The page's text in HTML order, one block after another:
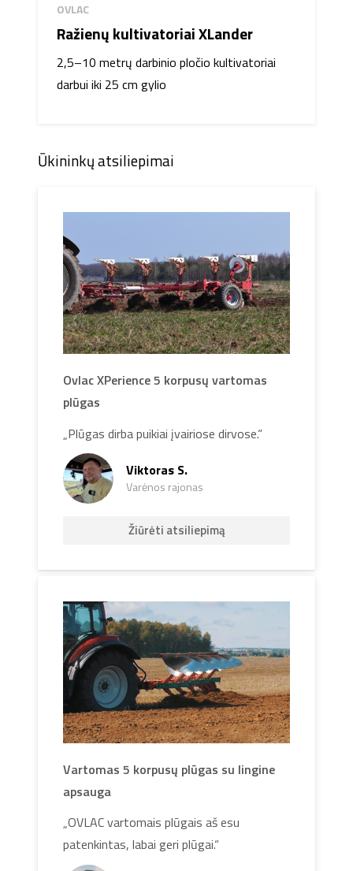
OVLAC
Ražienų kultivatoriai XLander
2,5–10 metrų darbinio pločio kultivatoriai
darbui iki 25 cm gylio
Ūkininkų atsiliepimai
Ovlac XPerience 5 korpusų vartomas
plūgas
„Plūgas dirba puikiai įvairiose dirvose.“
Viktoras S.
Varėnos rajonas
Žiūrėti atsiliepimą
Vartomas 5 korpusų plūgas su lingine
apsauga
„OVLAC vartomais plūgais aš esu
patenkintas, labai geri plūgai.“